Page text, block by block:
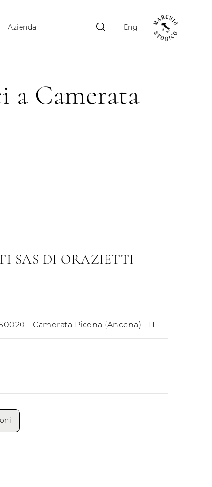
Azienda Eng
a Camerata
SAS DI ORAZIETTI
- Camerata Picena (Ancona) - IT